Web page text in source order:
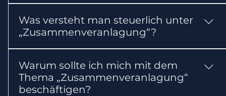
und steuerlichen Folgen prüfen, die benötigten
Unterlagen zusammenstellen und erforderliche
Was versteht man steuerlich unter
„Zusammenveranlagung“?
können bei Voraussetzungen gemeinsam
veranlagt werden.
Warum sollte ich mich mit dem
Thema „Zusammenveranlagung“
beschäftigen?